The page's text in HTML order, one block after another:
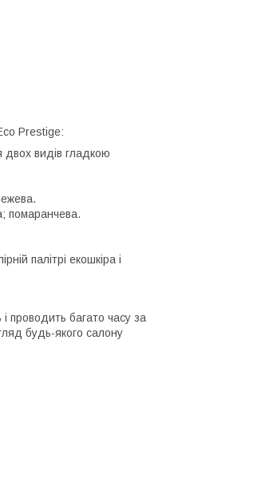
Prestige:
двох видів гладкою
помаранчева.
палітрі екошкіра і
і проводить багато часу за
будь-якого салону